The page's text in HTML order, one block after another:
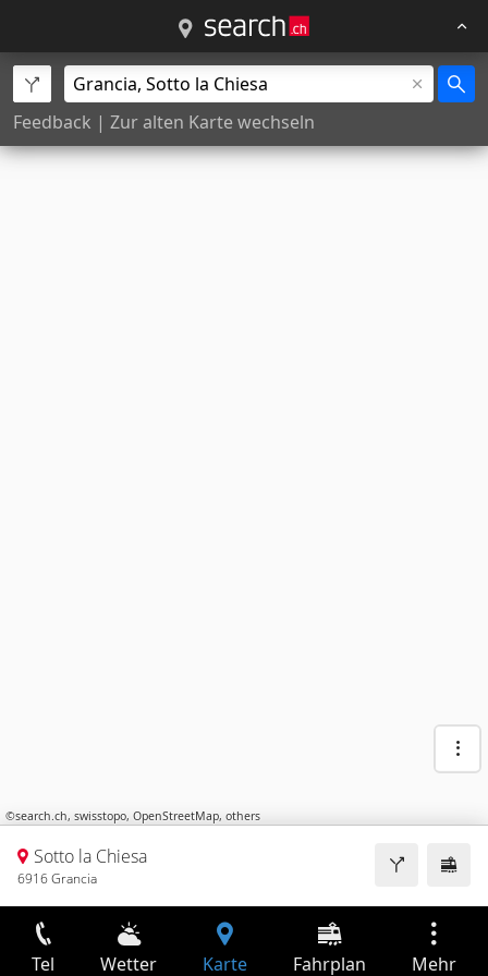
Feedback | Zur alten Karte wechseln
©search.ch, swisstopo, OpenStreetMap, others
Sotto la Chiesa
6916 Grancia
Tel Wetter Karte Fahrplan Mehr